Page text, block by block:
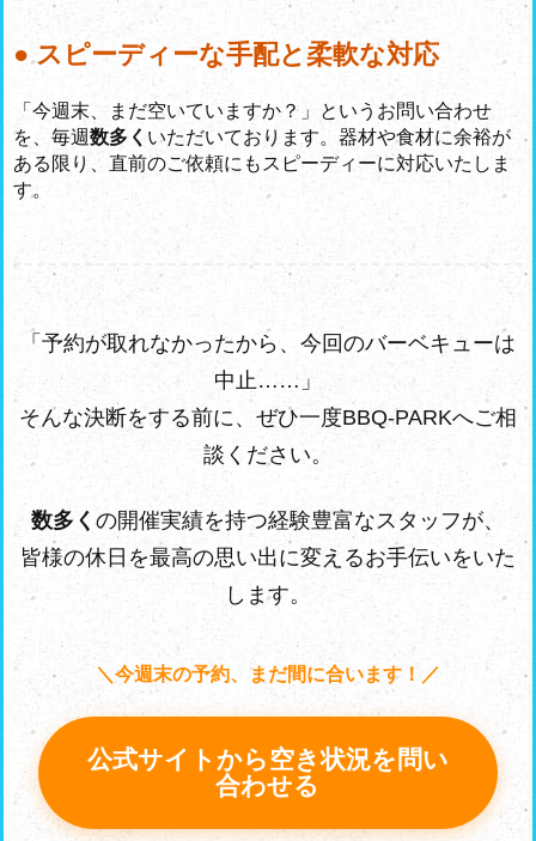
● スピーディーな手配と柔軟な対応
「今週末、まだ空いていますか？」というお問い合わせ
を、毎週数多く いただいております。器材や食材に余裕が
ある限り、直前のご依頼にもスピーディーに対応いたしま
す。
「予約が取れなかったから、今回のバーベキューは
中止……」
そんな決断をする前に、ぜひ一度BBQ-PARKへご相
談ください。
数多く の開催実績を持つ経験豊富なスタッフが、
皆様の休日を最高の思い出に変えるお手伝いをいた
します。
＼今週末の予約、まだ間に合います！／
公式サイトから空き状況を問い
合わせる